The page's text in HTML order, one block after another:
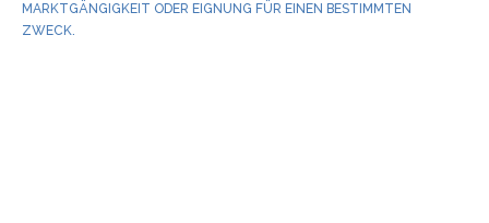
MARKTGÄNGIGKEIT ODER EIGNUNG FÜR EINEN BESTIMMTEN
ZWECK.